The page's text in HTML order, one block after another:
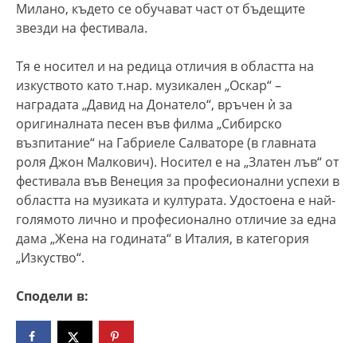
Милано, където се обучават част от бъдещите
звезди на фестивала.
Тя е носител и на редица отличия в областта на
изкуството като т.нар. музикален „Оскар“ –
наградата „Давид на Донатело“, връчен ѝ за
оригиналната песен във филма „Сибирско
възпитание“ на Габриеле Салваторе (в главната
роля Джон Малкович). Носител е на „Златен лъв“ от
фестивала във Венеция за професионални успехи в
областта на музиката и културата. Удостоена е най-
голямото лично и професионално отличие за една
дама „Жена на годината“ в Италия, в категория
„Изкуство“.
Сподели в: